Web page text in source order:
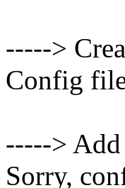
----->
Config
-----> Add
Sorry,